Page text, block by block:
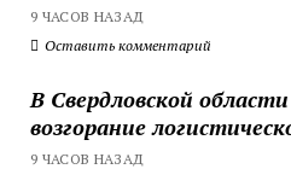
9 ЧАСОВ НАЗАД
Оставить комментарий
В Свердловской
возгорание
9 ЧАСОВ НАЗАД